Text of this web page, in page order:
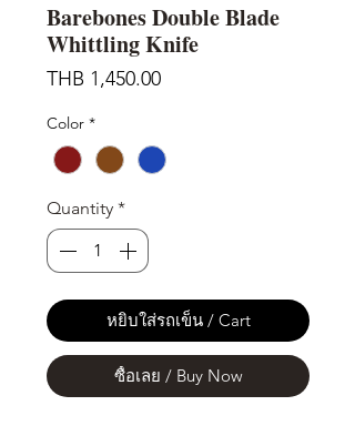
Barebones Double Blade
Whittling Knife
THB 1,450.00Price
Color *
Quantity *
หยิบใส่รถเข็น / Cart
ซื้อเลย / Buy Now